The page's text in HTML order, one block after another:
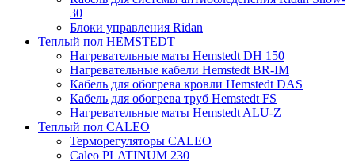
30
Блоки управления Ridan
Теплый пол HEMSTEDT
Нагревательные маты Hemstedt DH 150
Нагревательные кабели Hemstedt BR-IM
Кабель для обогрева кровли Hemstedt DAS
Кабель для обогрева труб Hemstedt FS
Нагревательные маты Hemstedt ALU-Z
Теплый пол CALEO
Терморегуляторы CALEO
Caleo PLATINUM 230